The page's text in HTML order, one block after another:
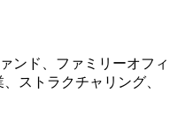
ンド、ファミリーオフィ
ストラクチャリング、